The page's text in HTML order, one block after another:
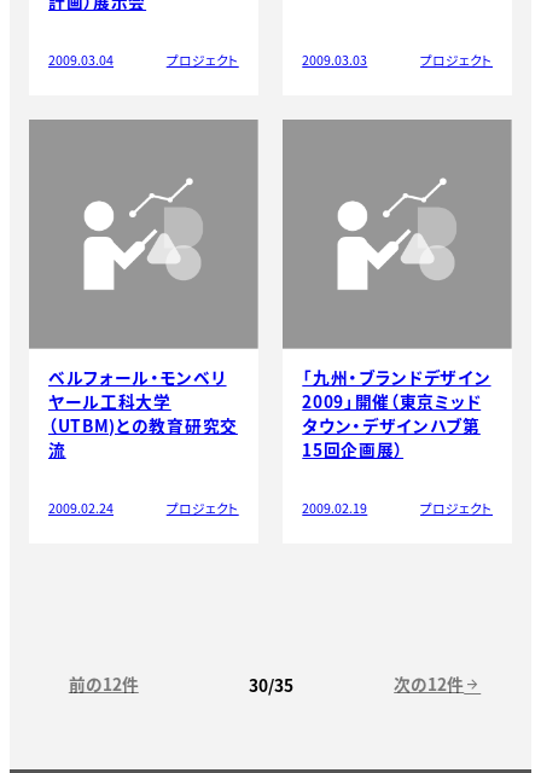
2009.03.04 プロジェクト 2009.03.03 プロジェクト
ベルフォール・モンベリ
ヤール工科大学
（UTBM)との教育研究交
流
2009.02.24 プロジェクト
「九州・ブランドデザイン
2009」開催（東京ミッド
タウン・デザインハブ第
15回企画展）
2009.02.19 プロジェクト
前の12件 次の12件 arrow_forward
30/35